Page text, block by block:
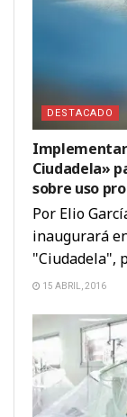
DESTACADO
Ciudadela»
sobre uso
Por Elio
inaugurará
"Ciudadela",
15 ABRIL, 2016